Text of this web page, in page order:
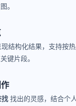
。
现结构化结果，支持按
键片段。
找 找出的灵感，结合个